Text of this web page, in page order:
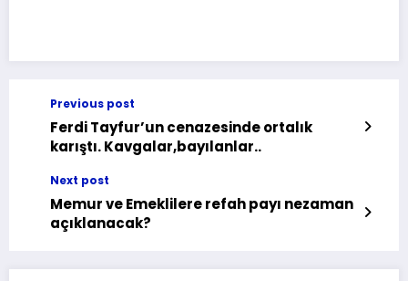
Previous post
Ferdi Tayfur’un cenazesinde ortalık
karıştı. Kavgalar,bayılanlar..
Next post
Memur ve Emeklilere refah payı nezaman
açıklanacak?